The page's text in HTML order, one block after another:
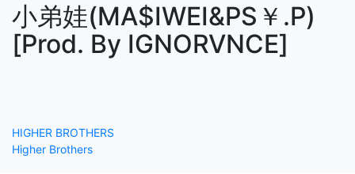
小弟娃(MA$IWEI&PS￥.P)
[Prod. By IGNORVNCE]
HIGHER BROTHERS
Higher Brothers